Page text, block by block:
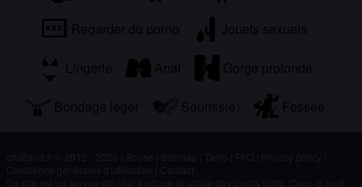
Regarder du porno Jouets sexuels
Lingerie Anal Gorge profonde
Bondage léger Soumis(e) Fessée